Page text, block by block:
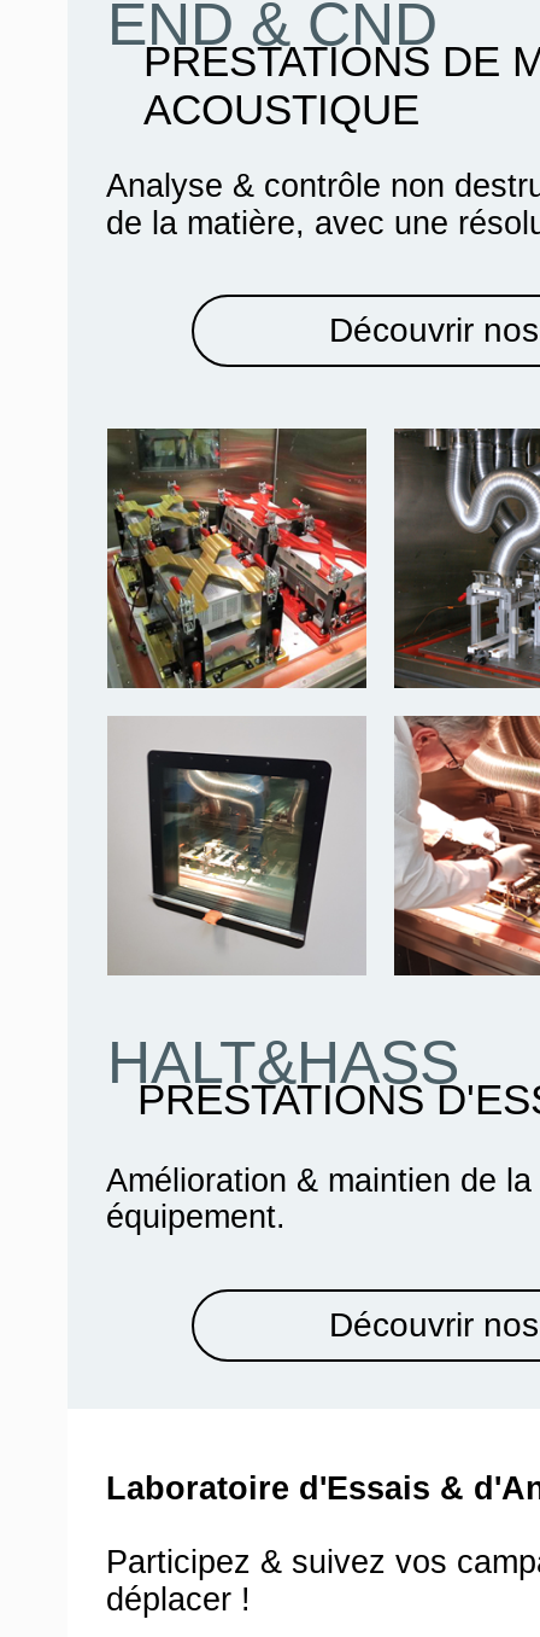
Analyse & contrôle non
de la matière, avec une
Amélioration & maintien de la
équipement.
Découvrir
Découvrir
END & CND
PRESTATIONS DE
ACOUSTIQUE
PRESTATIONS
HALT&HASS
Laboratoire d'Essais &
Participez & suivez vos
déplacer !